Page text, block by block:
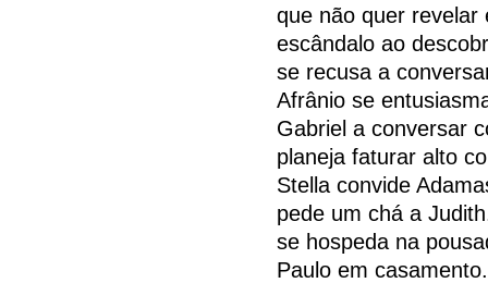
que não quer revelar
escândalo ao
se recusa a
Afrânio se
Gabriel a conversar
planeja faturar alto
Stella convide
pede um chá a
se hospeda na
Paulo em